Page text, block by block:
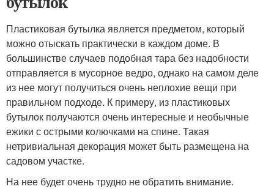
Пластиковая бутылка является предметом, который
можно отыскать практически в каждом доме. В
большинстве случаев подобная тара без надобности
отправляется в мусорное ведро, однако на самом деле
из нее могут получиться очень неплохие вещи при
правильном подходе. К примеру, из пластиковых
бутылок получаются очень интересные и необычные
ежики с острыми колючками на спине. Такая
нетривиальная декорация может быть размещена на
садовом участке.
На нее будет очень трудно не обратить внимание.